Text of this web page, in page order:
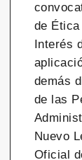
de
Interés
demás
de las
Nuevo
Oficial